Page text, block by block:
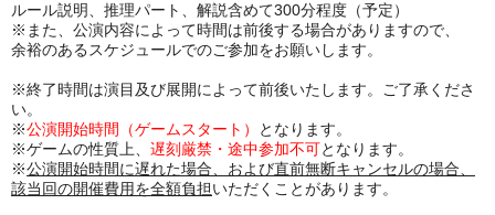
ルール説明、推理パート、解説含めて300分程度（予定）
※また、公演内容によって時間は前後する場合がありますので、
余裕のあるスケジュールでのご参加をお願いします。
※終了時間は演目及び展開によって前後いたします。ご了承くださ
い。
※公演開始時間（ゲームスタート）
となります。
※ゲームの性質上、 遅刻厳禁・途中参加不可となります。
※公演開始時間に遅れた場合、および直前無断キャンセルの場合、
該当回の開催費用を全額負担いただくことがあります。